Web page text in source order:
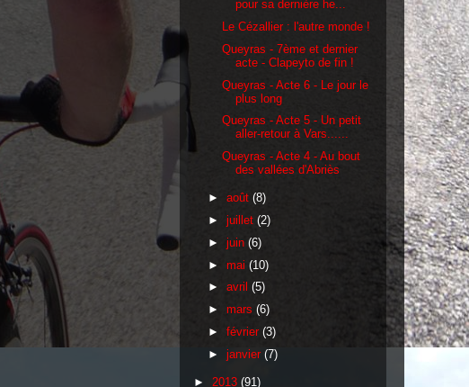
pour sa dernière he...
Le Cézallier : l'autre monde !
Queyras - 7ème et dernier
acte - Clapeyto de fin !
Queyras - Acte 6 - Le jour le
plus long
Queyras - Acte 5 - Un petit
aller-retour à Vars......
Queyras - Acte 4 - Au bout
des vallées d'Abriès
► août (8)
► juillet (2)
► juin (6)
► mai (10)
► avril (5)
► mars (6)
► février (3)
► janvier (7)
► 2013 (91)